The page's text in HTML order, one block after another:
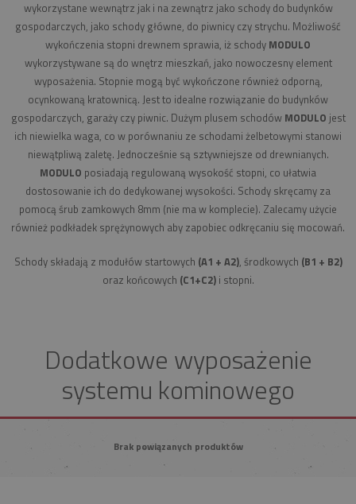
wykorzystane wewnątrz jak i na zewnątrz jako schody do budynków
gospodarczych, jako schody główne, do piwnicy czy strychu. Możliwość
wykończenia stopni drewnem sprawia, iż schody MODULO
wykorzystywane są do wnętrz mieszkań, jako nowoczesny element
wyposażenia. Stopnie mogą być wykończone również odporną,
ocynkowaną kratownicą. Jest to idealne rozwiązanie do budynków
gospodarczych, garaży czy piwnic. Dużym plusem schodów MODULO jest
ich niewielka waga, co w porównaniu ze schodami żelbetowymi stanowi
niewątpliwą zaletę. Jednocześnie są sztywniejsze od drewnianych.
MODULO posiadają regulowaną wysokość stopni, co ułatwia
dostosowanie ich do dedykowanej wysokości. Schody skręcamy za
pomocą śrub zamkowych 8mm (nie ma w komplecie). Zalecamy użycie
również podkładek sprężynowych aby zapobiec odkręcaniu się mocowań.
Schody składają z modułów startowych (A1 + A2), środkowych (B1 + B2)
oraz końcowych (C1+C2)i stopni.
Dodatkowe wyposażenie
systemu kominowego
Brak powiązanych produktów